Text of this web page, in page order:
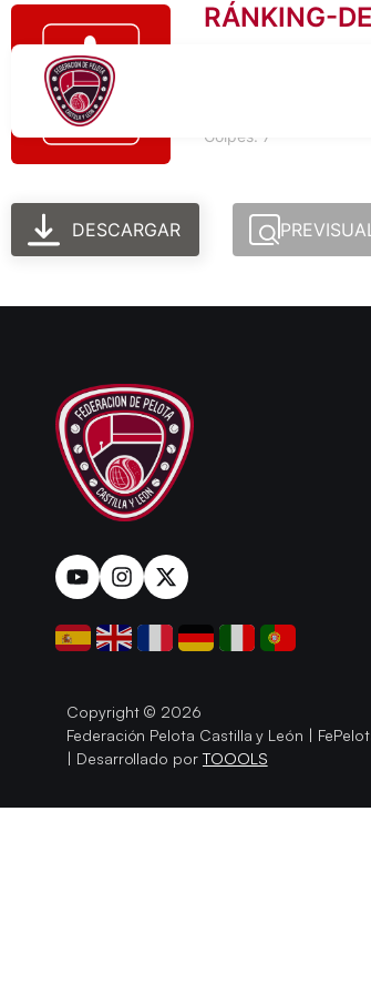
RÁNKING-
Golpes: 7
DESCARGAR
Copyright © 2026
Federación Pelota Castilla y León |
| Desarrollado por TOOOLS